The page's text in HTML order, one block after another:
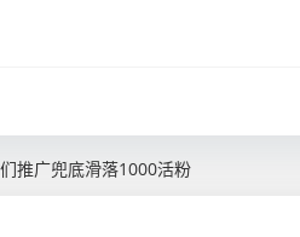
推广兜底滑落1000活粉